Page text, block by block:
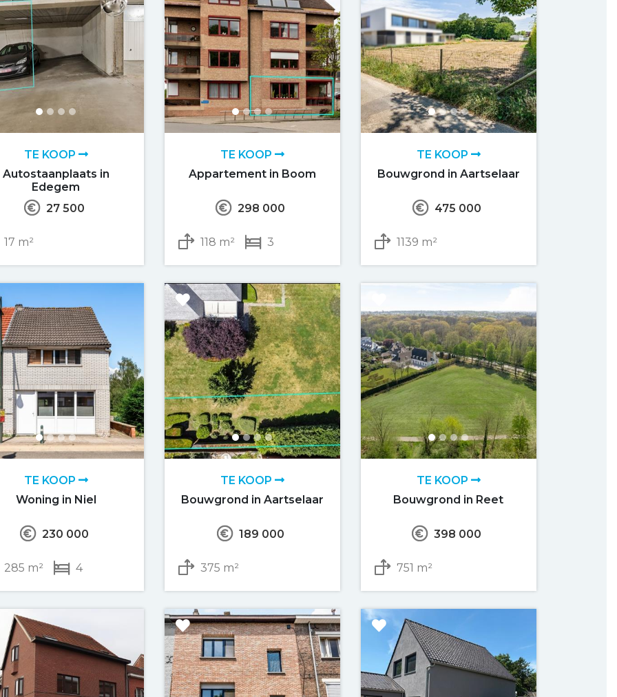
TE KOOP
Autostaanplaats in
Edegem
27 500
17 m²
TE KOOP
Appartement in Boom
298 000
118 m² 3
TE KOOP
Bouwgrond in Aartselaar
475 000
1139 m²
TE KOOP
Woning in Niel
230 000
285 m² 4
TE KOOP
Bouwgrond in Aartselaar
189 000
375 m²
TE KOOP
Bouwgrond in Reet
398 000
751 m²